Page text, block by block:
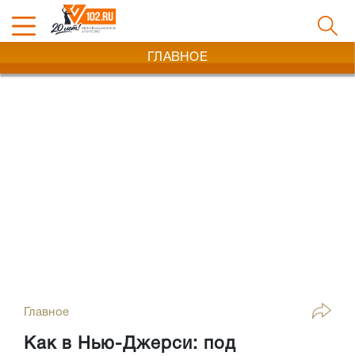
ГЛАВНОЕ
Главное
Как в Нью-Джерси: под